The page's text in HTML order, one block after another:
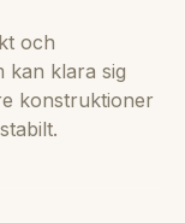
och
kan klara sig
konstruktioner